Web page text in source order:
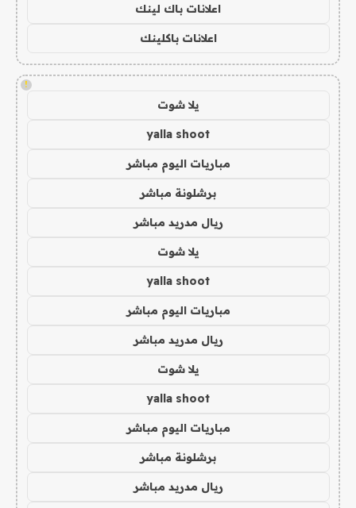
اعلانات باك لينك
اعلانات باكلينك
!
يلا شوت
yalla shoot
مباريات اليوم مباشر
برشلونة مباشر
ريال مدريد مباشر
يلا شوت
yalla shoot
مباريات اليوم مباشر
ريال مدريد مباشر
يلا شوت
yalla shoot
مباريات اليوم مباشر
برشلونة مباشر
ريال مدريد مباشر